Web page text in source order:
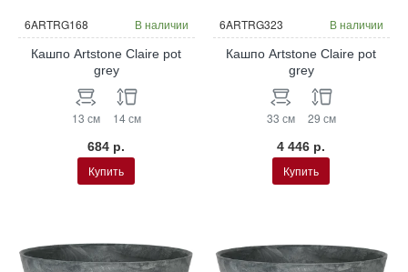
6ARTRG168 В наличии
Кашпо Artstone Claire pot
grey
13 см 14 см
684 р.
Купить
6ARTRG323 В наличии
Кашпо Artstone Claire pot
grey
33 см 29 см
4 446 р.
Купить